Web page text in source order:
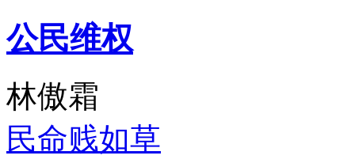
公民维权
林傲霜
民命贱如草